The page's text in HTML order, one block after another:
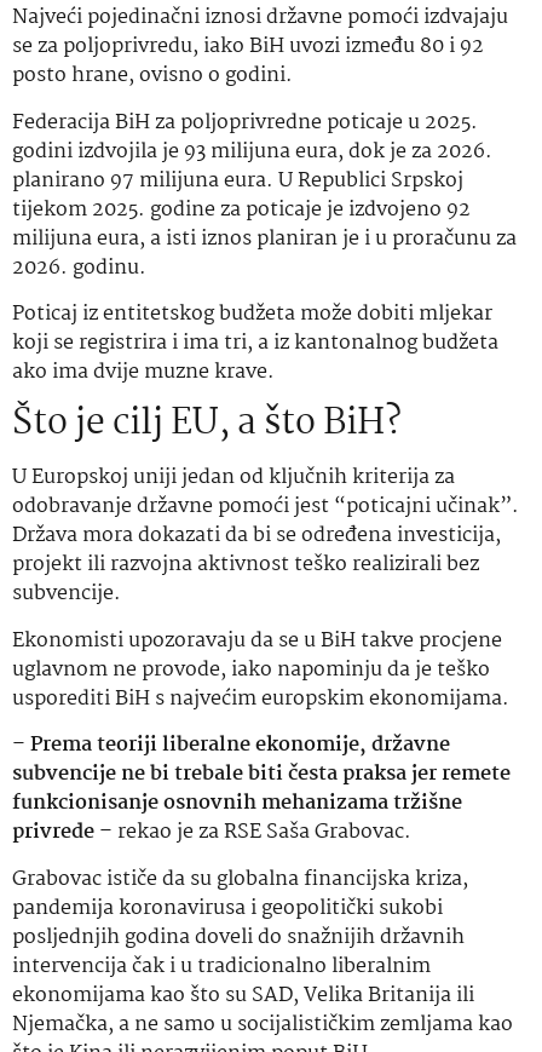
Najveći pojedinačni iznosi državne pomoći izdvajaju
se za poljoprivredu, iako BiH uvozi između 80 i 92
posto hrane, ovisno o godini.
Federacija BiH za poljoprivredne poticaje u 2025.
godini izdvojila je 93 milijuna eura, dok je za 2026.
planirano 97 milijuna eura. U Republici Srpskoj
tijekom 2025. godine za poticaje je izdvojeno 92
milijuna eura, a isti iznos planiran je i u proračunu za
2026. godinu.
Poticaj iz entitetskog budžeta može dobiti mljekar
koji se registrira i ima tri, a iz kantonalnog budžeta
ako ima dvije muzne krave.
Što je cilj EU, a što BiH?
U Europskoj uniji jedan od ključnih kriterija za
odobravanje državne pomoći jest “poticajni učinak”.
Država mora dokazati da bi se određena investicija,
projekt ili razvojna aktivnost teško realizirali bez
subvencije.
Ekonomisti upozoravaju da se u BiH takve procjene
uglavnom ne provode, iako napominju da je teško
usporediti BiH s najvećim europskim ekonomijama.
–Prema teoriji liberalne ekonomije, državne
subvencije ne bi trebale biti česta praksa jer remete
funkcionisanje osnovnih mehanizama tržišne
privrede– rekao je za RSE Saša Grabovac.
Grabovac ističe da su globalna financijska kriza,
pandemija koronavirusa i geopolitički sukobi
posljednjih godina doveli do snažnijih državnih
intervencija čak i u tradicionalno liberalnim
ekonomijama kao što su SAD, Velika Britanija ili
Njemačka, a ne samo u socijalističkim zemljama kao